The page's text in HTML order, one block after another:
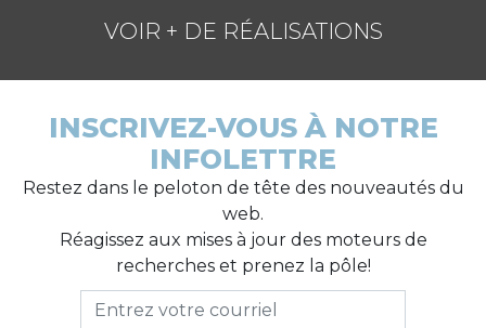
VOIR + DE RÉALISATIONS
INSCRIVEZ-VOUS À NOTRE
INFOLETTRE
Restez dans le peloton de tête des nouveautés du
web.
Réagissez aux mises à jour des moteurs de
recherches et prenez la pôle!